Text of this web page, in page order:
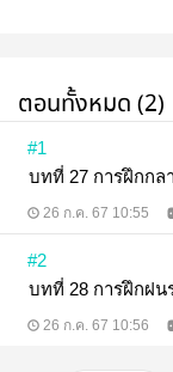
ตอนทั้งหมด (2)
#1
บทที่ 27 การฝึก
26 ก.ค. 67 10:55
#2
บทที่ 28 การฝึ
26 ก.ค. 67 10:56